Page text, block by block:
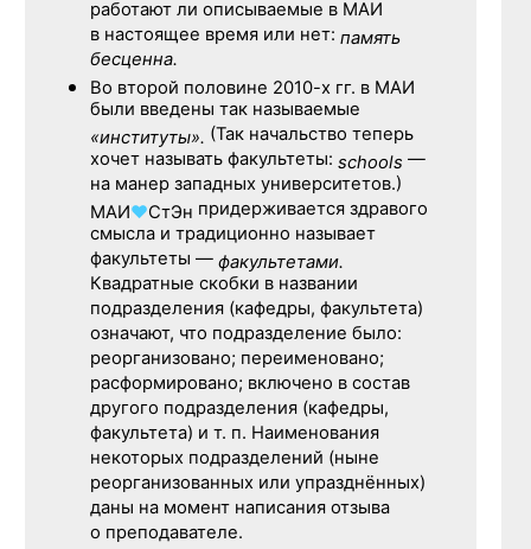
работают ли описываемые в МАИ
в настоящее время или нет: память
бесценна.
Во второй половине 2010-х гг. в МАИ
были введены так называемые
«институты». (Так начальство теперь
хочет называть факультеты: schools —
на манер западных университетов.)
МАИ♥СтЭн придерживается здравого
смысла и традиционно называет
факультеты — факультетами.
Квадратные скобки в названии
подразделения (кафедры, факультета)
означают, что подразделение было:
реорганизовано; переименовано;
расформировано; включено в состав
другого подразделения (кафедры,
факультета) и т. п. Наименования
некоторых подразделений (ныне
реорганизованных или упразднённых)
даны на момент написания отзыва
о преподавателе.